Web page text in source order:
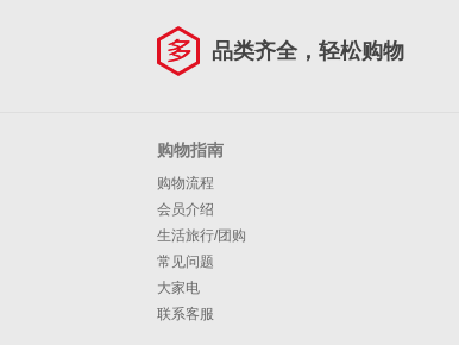
品类齐全，轻松购物
购物指南
购物流程
会员介绍
生活旅行/团购
常见问题
大家电
联系客服